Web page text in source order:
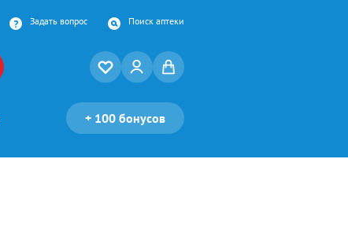
Задать вопрос Поиск аптеки
+ 100 бонусов